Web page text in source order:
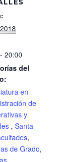
20:00
del
en
de
y
, Santa
,
de Grado,